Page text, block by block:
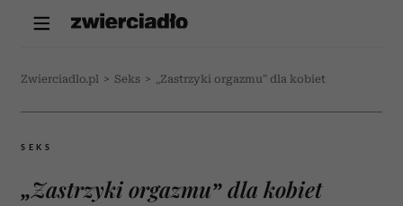
Zwierciadlo.pl > Seks > „Zastrzyki orgazmu” dla kobiet
SEKS
„Zastrzyki orgazmu” dla kobiet